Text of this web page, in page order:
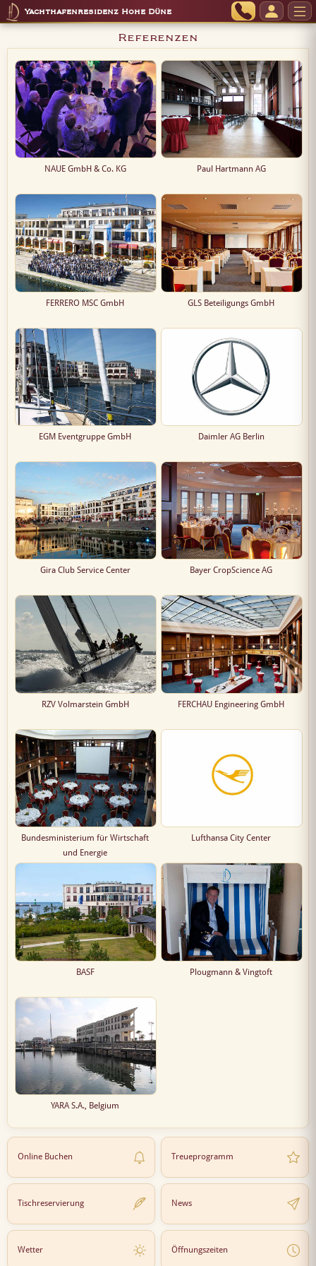
Yachthafenresidenz Hohe Düne
Referenzen
NAUE GmbH & Co. KG Paul Hartmann AG
FERRERO MSC GmbH GLS Beteiligungs GmbH
EGM Eventgruppe GmbH Daimler AG Berlin
Gira Club Service Center Bayer CropScience AG
RZV Volmarstein GmbH FERCHAU Engineering GmbH
Bundesministerium für Wirtschaft
und Energie
Lufthansa City Center
BASF Plougmann & Vingtoft
YARA S.A., Belgium
Online Buchen Treueprogramm
Tischreservierung News
Wetter Öffnungszeiten